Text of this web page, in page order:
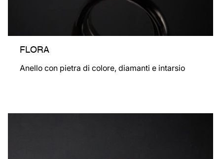
FLORA
Anello con pietra di colore, diamanti e intarsio